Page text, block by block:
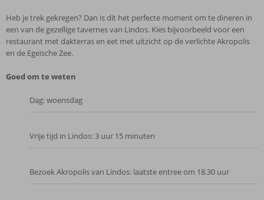
Heb je trek gekregen? Dan is dit het perfecte moment om te dineren in
een van de gezellige tavernes van Lindos. Kies bijvoorbeeld voor een
restaurant met dakterras en eet met uitzicht op de verlichte Akropolis
en de Egeïsche Zee.
Goed om te weten
Dag: woensdag
Vrije tijd in Lindos: 3 uur 15 minuten
Bezoek Akropolis van Lindos: laatste entree om 18.30 uur